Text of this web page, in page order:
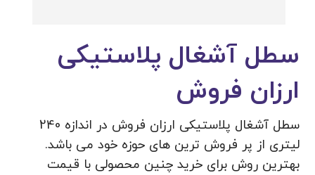
سطل آشغال پلاستیکی
ارزان فروش
سطل آشغال پلاستیکی ارزان فروش در اندازه 240
لیتری از پر فروش ترین های حوزه خود می باشد.
بهترین روش برای خرید چنین محصولی با قیمت